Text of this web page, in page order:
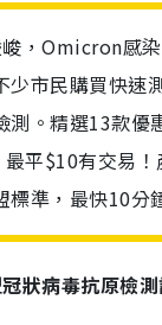
，Omicron感
少市民購買快速
測。精選13款優
平$10有交易
標準，最快10分
狀病毒抗原檢